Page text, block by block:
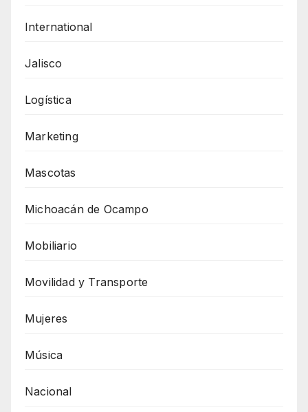
International
Jalisco
Logística
Marketing
Mascotas
Michoacán de Ocampo
Mobiliario
Movilidad y Transporte
Mujeres
Música
Nacional